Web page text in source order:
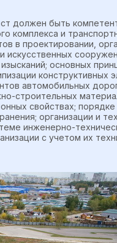
должен быть
комплекса и
в проектировании,
основных
автомобильных
строительных
свойствах;
организации и
инженерно-
с учетом их